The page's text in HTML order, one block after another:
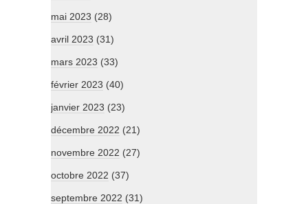
mai 2023 (28)
avril 2023 (31)
mars 2023 (33)
février 2023 (40)
janvier 2023 (23)
décembre 2022 (21)
novembre 2022 (27)
octobre 2022 (37)
septembre 2022 (31)